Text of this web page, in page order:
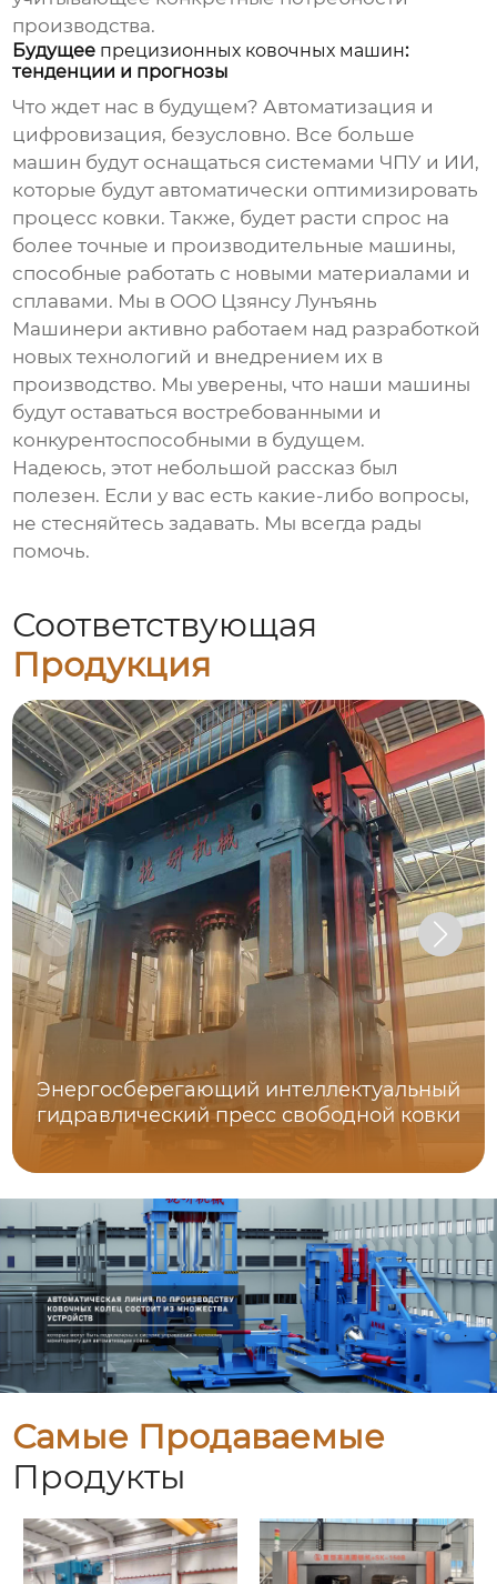
производства.
Будущее прецизионных ковочных машин:
тенденции и прогнозы
Что ждет нас в будущем? Автоматизация и
цифровизация, безусловно. Все больше
машин будут оснащаться системами ЧПУ и ИИ,
которые будут автоматически оптимизировать
процесс ковки. Также, будет расти спрос на
более точные и производительные машины,
способные работать с новыми материалами и
сплавами. Мы в ООО Цзянсу Лунъянь
Машинери активно работаем над разработкой
новых технологий и внедрением их в
производство. Мы уверены, что наши машины
будут оставаться востребованными и
конкурентоспособными в будущем.
Надеюсь, этот небольшой рассказ был
полезен. Если у вас есть какие-либо вопросы,
не стесняйтесь задавать. Мы всегда рады
помочь.
Соответствующая
Продукция
Энергосберегающий интеллектуальный
гидравлический пресс свободной ковки
Самые Продаваемые
Продукты